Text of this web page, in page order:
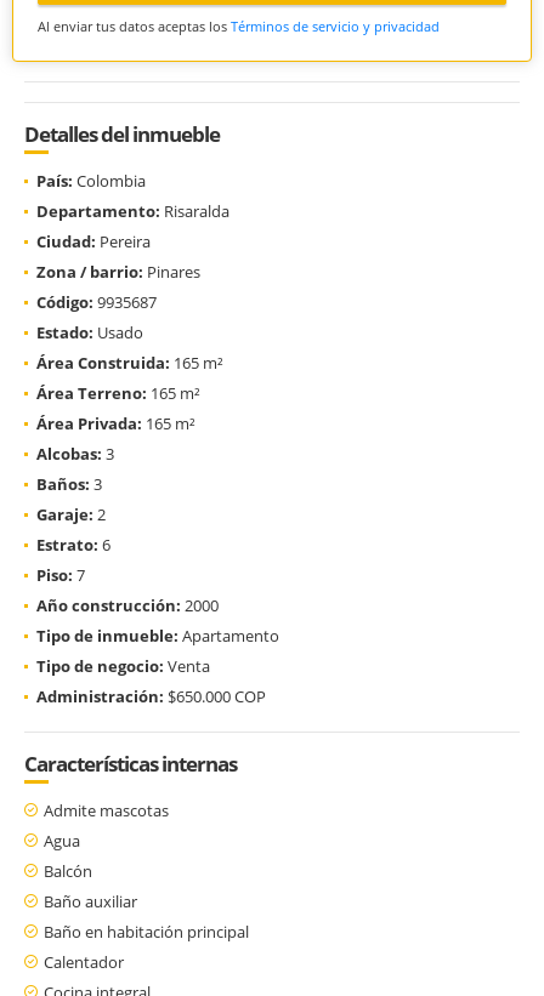
Al enviar tus datos aceptas los Términos de servicio y privacidad
Detalles del inmueble
País: Colombia
Departamento: Risaralda
Ciudad: Pereira
Zona / barrio: Pinares
Código: 9935687
Estado: Usado
Área Construida: 165 m²
Área Terreno: 165 m²
Área Privada: 165 m²
Alcobas: 3
Baños: 3
Garaje: 2
Estrato: 6
Piso: 7
Año construcción: 2000
Tipo de inmueble: Apartamento
Tipo de negocio: Venta
Administración: $650.000 COP
Características internas
Admite mascotas
Agua
Balcón
Baño auxiliar
Baño en habitación principal
Calentador